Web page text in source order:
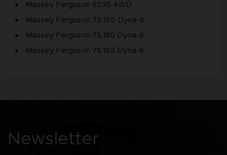
Massey Ferguson 6235 4WD
Massey Ferguson 7S.155 Dyna-6
Massey Ferguson 7S.180 Dyna-6
Massey Ferguson 7S.165 Dyna-6
Newsletter